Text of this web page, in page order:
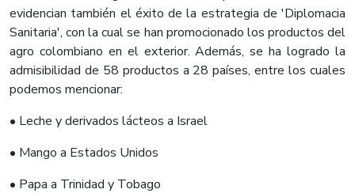
evidencian también el éxito de la estrategia de 'Diplomacia
Sanitaria', con la cual se han promocionado los productos del
agro colombiano en el exterior. Además, se ha logrado la
admisibilidad de 58 productos a 28 países, entre los cuales
podemos mencionar:
• Leche y derivados lácteos a Israel
• Mango a Estados Unidos
• Papa a Trinidad y Tobago